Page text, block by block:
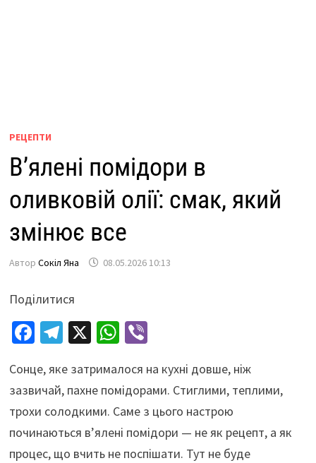
РЕЦЕПТИ
В’ялені помідори в
оливковій олії: смак, який
змінює все
Автор Сокіл Яна 08.05.2026 10:13
Поділитися
Fa
b
o
o
k
Te
gr
a
m
X W
at
sA
p
p
Vi
er
Сонце, яке затрималося на кухні довше, ніж
зазвичай, пахне помідорами. Стиглими, теплими,
трохи солодкими. Саме з цього настрою
починаються в’ялені помідори — не як рецепт, а як
процес, що вчить не поспішати. Тут не буде